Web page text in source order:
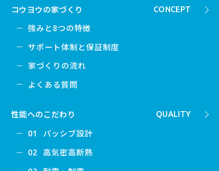
CONCEPT
コウヨウの家づくり
強みと8つの特徴
サポート体制と保証制度
家づくりの流れ
よくある質問
QUALITY
性能へのこだわり
01 パッシブ設計
02 高気密高断熱